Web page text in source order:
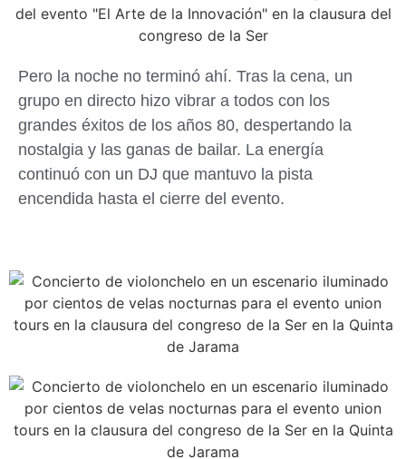
Pero la noche no terminó ahí. Tras la cena, un
grupo en directo hizo vibrar a todos con los
grandes éxitos de los años 80, despertando la
nostalgia y las ganas de bailar. La energía
continuó con un DJ que mantuvo la pista
encendida hasta el cierre del evento.